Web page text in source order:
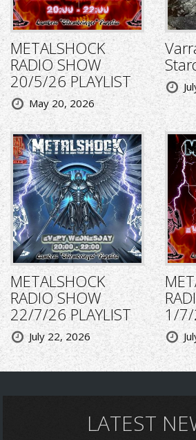
METALSHOCK
RADIO SHOW
20/5/26 PLAYLIST
May 20, 2026
METALSHOCK
RADIO SHOW
22/7/26 PLAYLIST
July 22, 2026
1/7/
LATEST